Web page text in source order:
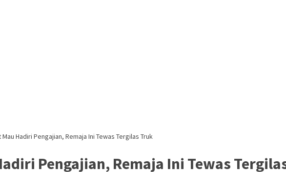
Mau Hadiri Pengajian, Remaja Ini Tewas Tergilas Truk
Pengajian, Remaja Ini Tewas